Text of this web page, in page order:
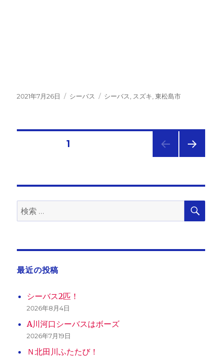
投
2021年7月26日
カ
シーバス
タ
シーバス スズキ ,東松島市
の
ペ
ジ
り
固定ページ1
検
索:
検
最近の投稿
シーバス2匹！
2026年8月4日
A川河口シーバスはボーズ
2026年7月19日
Ｎ北田川ふたたび！